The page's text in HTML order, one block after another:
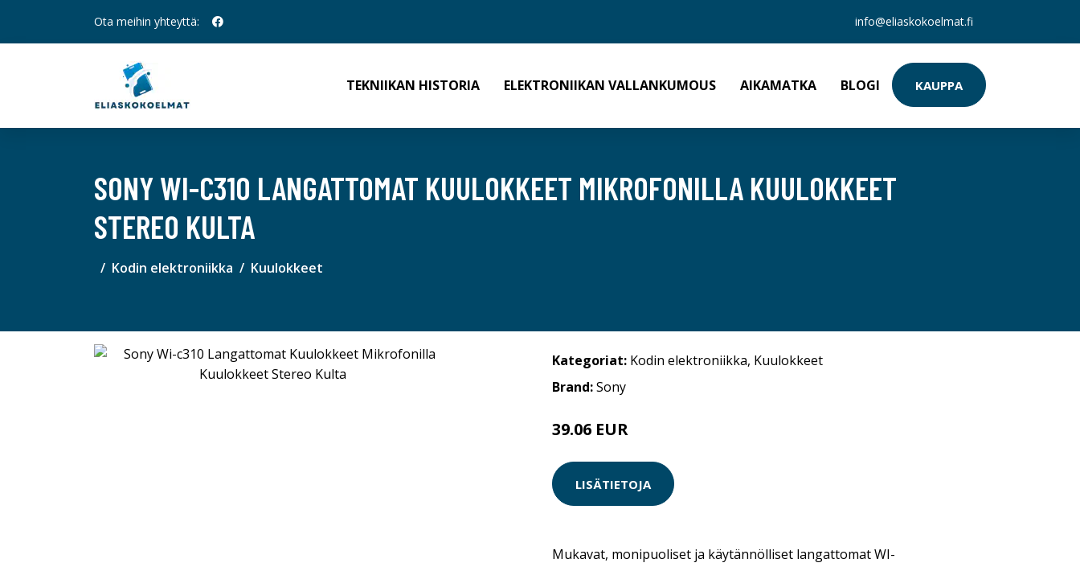
Ota meihin yhteyttä: info@eliaskokoelmat.fi
TEKNIIKAN HISTORIA ELEKTRONIIKAN VALLANKUMOUS AIKAMATKA BLOGI KAUPPA
SONY WI-C310 LANGATTOMAT KUULOKKEET MIKROFONILLA KUULOKKEET
STEREO KULTA
Kodin elektroniikka Kuulokkeet
Kategoriat: Kodin elektroniikka, Kuulokkeet
Brand:Sony
39.06 EUR
LISÄTIETOJA
Mukavat, monipuoliset ja käytännölliset langattomat WI-